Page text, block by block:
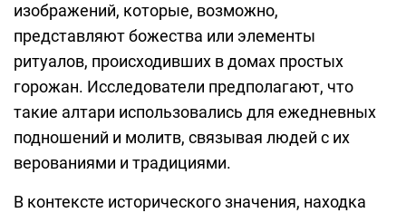
изображений, которые, возможно,
представляют божества или элементы
ритуалов, происходивших в домах простых
горожан. Исследователи предполагают, что
такие алтари использовались для ежедневных
подношений и молитв, связывая людей с их
верованиями и традициями.
В контексте исторического значения, находка